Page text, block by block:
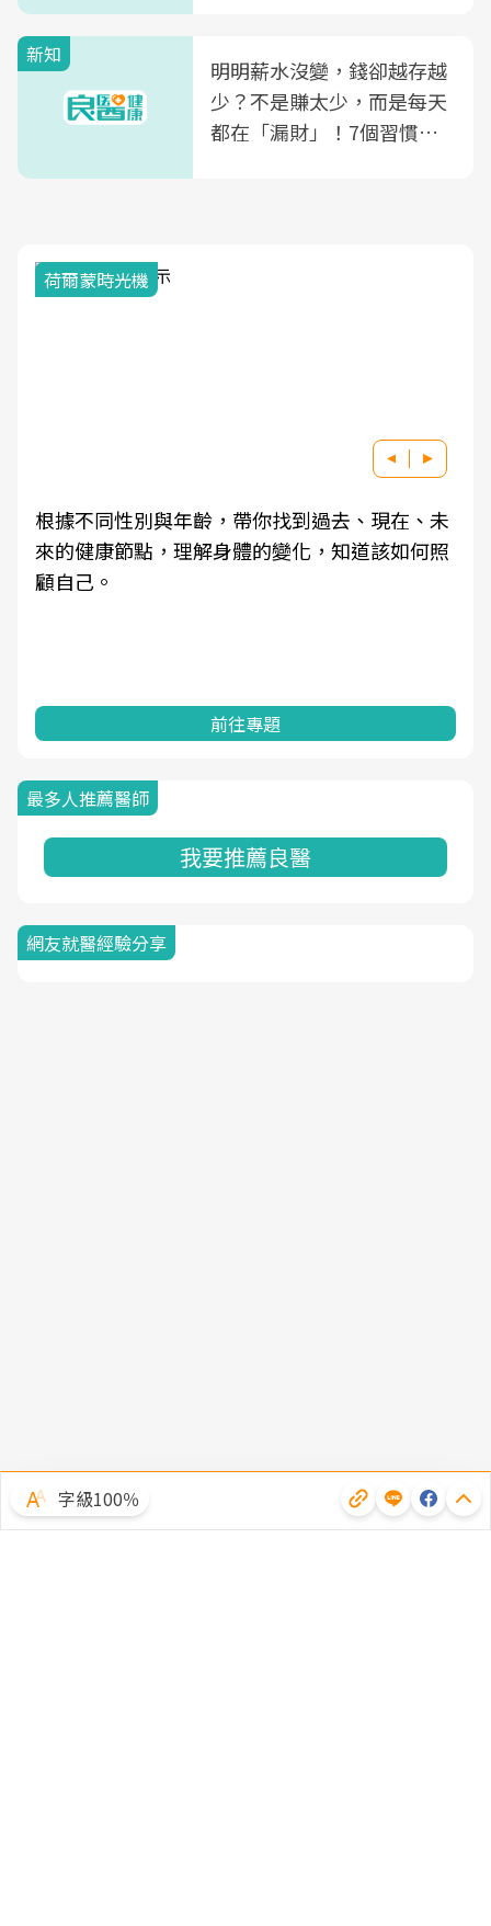
新知
明明薪水沒變，錢卻越存越
少？不是賺太少，而是每天
都在「漏財」！7個習慣一
荷爾蒙時光機
根據不同性別與年齡，帶你找到過去、現在、未
來的健康節點，理解身體的變化，知道該如何照
顧自己。
前往專題
最多人推薦醫師
我要推薦良醫
網友就醫經驗分享
字級100％